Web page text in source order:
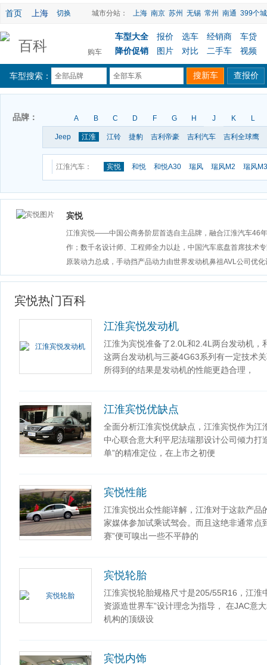
首页 上海 切换 城市分站： 上海 南京 苏州 无锡 常州 南通 399个
百科 购车
车型大全 报价 选车 经销商
车贷
降价促销
图片 对比 二手车 视频
车型搜索： 全部品牌 全部车系
品牌： A B C D F G H J K L
Jeep 江淮 江铃 捷豹 吉利帝豪 吉利汽车 吉利全球鹰
江淮汽车： 宾悦 和悦 和悦A30 瑞风 瑞风M2 瑞风M3
宾悦
江淮宾悦——中国公商务阶层首选自主品牌，融合江淮汽车46
作；数千名设计师、工程师全力以赴，中国汽车底盘首席技术
原装动力总成，手动挡产品动力由世界发动机鼻祖AVL公司优化
宾悦热门百科
江淮宾悦发动机
江淮为宾悦准备了2.0L和2.4L两台发动机，
这两台发动机与三菱4G63系列有一定技术
所得到的结果是发动机的性能更趋合理，
江淮宾悦优缺点
全面分析江淮宾悦优缺点，江淮宾悦作为
中心联合意大利平尼法瑞那设计公司倾力打
单”的精准定位，在上市之初便
宾悦性能
江淮宾悦出众性能详解，江淮对于这款产
家媒体参加试乘试驾会。而且这绝非通常点
赛”便可嗅出一些不平静的
宾悦轮胎
江淮宾悦轮胎规格尺寸是205/55R16，江淮
资源造世界车”设计理念为指导， 在JAC意
机构的顶级设
宾悦内饰